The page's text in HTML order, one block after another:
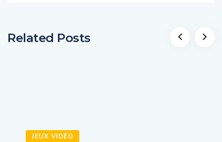
Related Posts
JEUX VIDÉO